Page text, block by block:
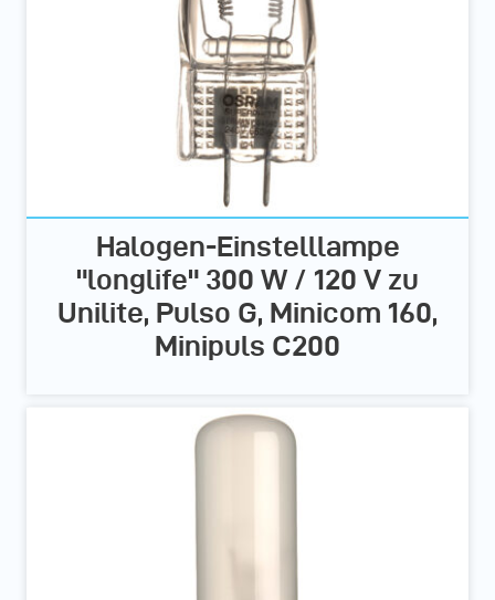
Halogen-Einstelllampe
"longlife" 300 W / 120 V zu
Unilite, Pulso G, Minicom 160,
Minipuls C200